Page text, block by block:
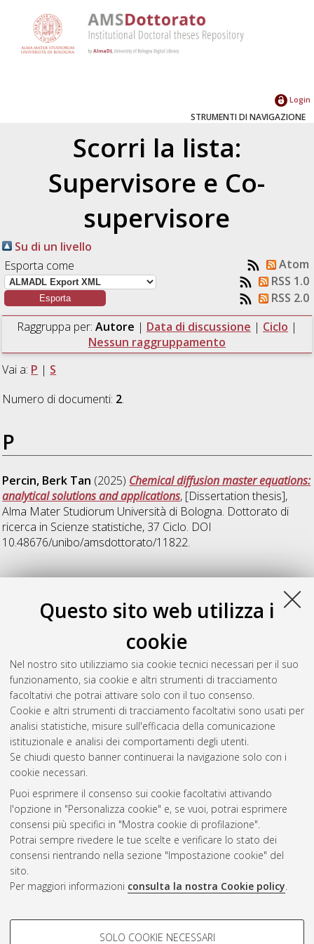
Questo sito web utilizza i
cookie
Nel nostro sito utilizziamo sia cookie tecnici necessari per il suo
funzionamento, sia cookie e altri strumenti di tracciamento
facoltativi che potrai attivare solo con il tuo consenso.
Cookie e altri strumenti di tracciamento facoltativi sono usati per
analisi statistiche, misure sull'efficacia della comunicazione
istituzionale e analisi dei comportamenti degli utenti.
Se chiudi questo banner continuerai la navigazione solo con i
cookie necessari.
Puoi esprimere il consenso sui cookie facoltativi attivando
l'opzione in "Personalizza cookie" e, se vuoi, potrai esprimere
consensi più specifici in "Mostra cookie di profilazione".
Potrai sempre rivedere le tue scelte e verificare lo stato dei
consensi rientrando nella sezione "Impostazione cookie" del
sito.
Per maggiori informazioni consulta la nostra Cookie policy.
COOKIE DI PROFILAZIONE -
SOLO COOKIE NECESSARI
Login
STRUMENTI DI NAVIGAZIONE
Scorri la lista:
Supervisore e Co-
supervisore
Su di un livello
Esporta come
Atom
RSS 1.0
RSS 2.0
Raggruppa per: Autore | Data di discussione | Ciclo |
Nessun raggruppamento
Vai a: P | S
Numero di documenti: 2.
P
Percin, Berk Tan (2025) Chemical diffusion master equations:
analytical solutions and applications, [Dissertation thesis],
Alma Mater Studiorum Università di Bologna. Dottorato di
ricerca in Scienze statistiche, 37 Ciclo. DOI
10.48676/unibo/amsdottorato/11822.
S
Scorolli, Ramiro(2023) On the Wick product and Wong-Zakai
, [Dissertation thesis], Alma Mater Studiorum
Università di Bologna. Dottorato di ricerca in
statistiche, 35 Ciclo. DOI
10.48676/unibo/amsdottorato/10684.
Questa lista e' stata generata il Wed Aug 5 20:46:37 2026
Atom
Rss 1.0
Rss 2.0
ISSN: 2038-7946
Impostazioni Cookie
Informativa sulla privacy